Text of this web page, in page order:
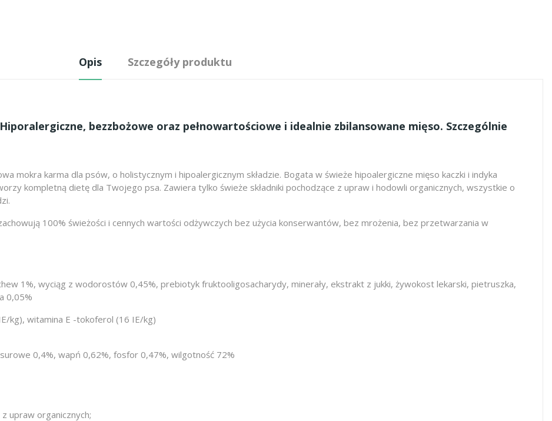
Opis Szczegóły produktu
bezzbożowe oraz pełnowartościowe i idealnie zbilansowane mięso. Szczególnie
mokra karma dla psów, o holistycznym i hipoalergicznym składzie. Bogata w świeże hipoalergiczne mięso kaczki i indyka
kompletną dietę dla Twojego psa. Zawiera tylko świeże składniki pochodzące z upraw i hodowli organicznych, wszystkie o
100% świeżości i cennych wartości odżywczych bez użycia konserwantów, bez mrożenia, bez przetwarzania w
1%, wyciąg z wodorostów 0,45%, prebiotyk fruktooligosacharydy, minerały, ekstrakt z jukki, żywokost lekarski, pietruszka,
0,05%
kg), witamina E -tokoferol (16 IE/kg)
0,4%, wapń 0,62%, fosfor 0,47%, wilgotność 72%
upraw organicznych;